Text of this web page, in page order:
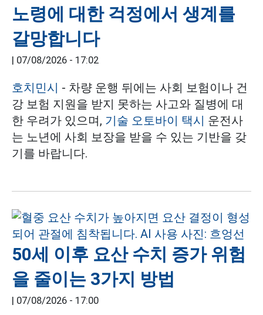
노령에 대한 걱정에서 생계를
갈망합니다
| 07/08/2026 - 17:02
호치민시 - 차량 운행 뒤에는 사회 보험이나 건
강 보험 지원을 받지 못하는 사고와 질병에 대
한 우려가 있으며, 기술 오토바이 택시 운전사
는 노년에 사회 보장을 받을 수 있는 기반을 갖
기를 바랍니다.
50세 이후 요산 수치 증가 위험
을 줄이는 3가지 방법
| 07/08/2026 - 17:00